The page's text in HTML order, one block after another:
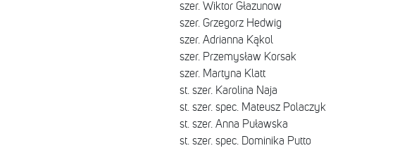
szer. Wiktor Głazunow
szer. Grzegorz Hedwig
szer. Adrianna Kąkol
szer. Przemysław Korsak
szer. Martyna Klatt
st. szer. Karolina Naja
st. szer. spec. Mateusz Polaczyk
st. szer. Anna Puławska
st. szer. spec. Dominika Putto